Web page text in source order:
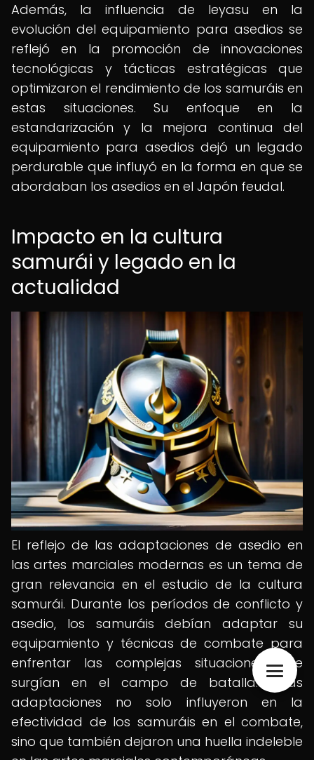
Además, la influencia de Ieyasu en la
evolución del equipamiento para asedios se
reflejó en la promoción de innovaciones
tecnológicas y tácticas estratégicas que
optimizaron el rendimiento de los samuráis en
estas situaciones. Su enfoque en la
estandarización y la mejora continua del
equipamiento para asedios dejó un legado
perdurable que influyó en la forma en que se
abordaban los asedios en el Japón feudal.
Impacto en la cultura
samurái y legado en la
actualidad
El reflejo de las adaptaciones de asedio en
las artes marciales modernas es un tema de
gran relevancia en el estudio de la cultura
samurái. Durante los períodos de conflicto y
asedio, los samuráis debían adaptar su
equipamiento y técnicas de combate para
enfrentar las complejas situaciones que
surgían en el campo de batalla. Estas
adaptaciones no solo influyeron en la
efectividad de los samuráis en el combate,
sino que también dejaron una huella indeleble